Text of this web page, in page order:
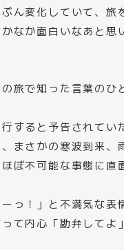
ん変化していて、旅
なか面白いなあと思
旅で知った言葉のひ
すると予告されてい
まさかの寒波到来、
ぼ不可能な事態に直
っ！」と不満気な表
て内心「勘弁してよ